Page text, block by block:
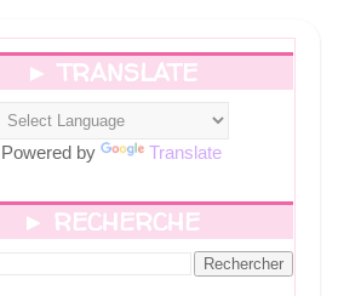
► TRANSLATE
Powered by Translate
► RECHERCHE